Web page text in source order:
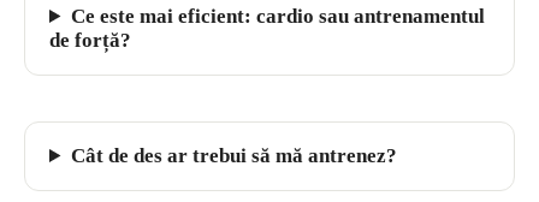
Ce este mai eficient: cardio sau antrenamentul
de forță?
Cât de des ar trebui să mă antrenez?